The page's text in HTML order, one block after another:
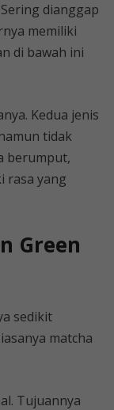
dianggap
memiliki
di bawah ini
Kedua jenis
tidak
berumput,
rasa yang
Green
sedikit
matcha
Tujuannya